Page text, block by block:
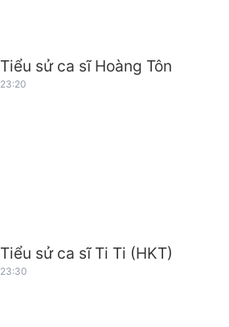
Tiểu sử ca sĩ Hoàng Tôn
23:20
Tiểu sử ca sĩ Ti Ti (HKT)
23:30